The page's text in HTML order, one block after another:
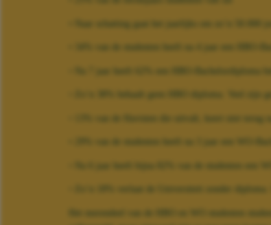
• Naar schatting gaat het jaarlijks om zo’n 50.000
◦ Zo’n 38% behaalt geen HBO diploma. Veel zijn
◦ 13% van de Havisten die uitvalt, keert niet terug
◦ Zo’n 18% verlaat de Universiteit zonder
Het merendeel van de HBO en WO studenten